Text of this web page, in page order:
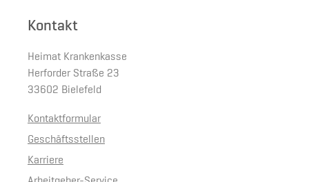
Kontakt
Heimat Krankenkasse
Herforder Straße 23
33602 Bielefeld
Kontaktformular
Geschäftsstellen
Karriere